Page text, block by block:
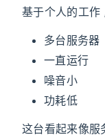
基于个人的工作
多台服务器
一直运行
噪音小
功耗低
这台看起来像服